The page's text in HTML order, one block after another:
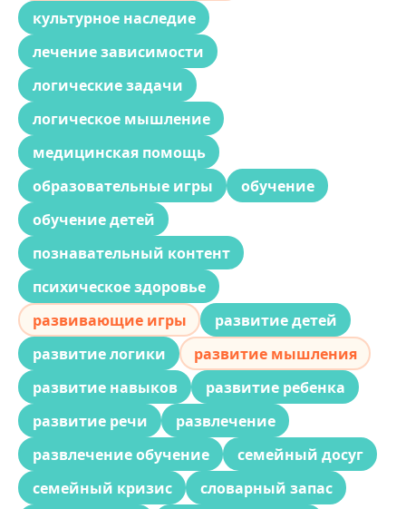
культурное наследие
лечение зависимости
логические задачи
логическое мышление
медицинская помощь
образовательные игры
обучение
обучение детей
познавательный контент
психическое здоровье
развивающие игры
развитие детей
развитие логики
развитие мышления
развитие навыков
развитие ребенка
развитие речи
развлечение
развлечение обучение
семейный досуг
семейный кризис
словарный запас